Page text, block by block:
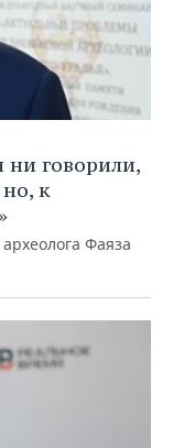
говорили,
к
Фаяза